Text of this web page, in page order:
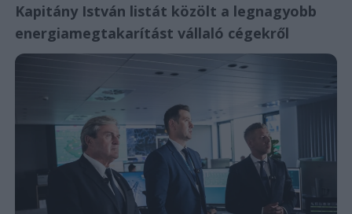
Kapitány István listát közölt a legnagyobb
energiamegtakarítást vállaló cégekről